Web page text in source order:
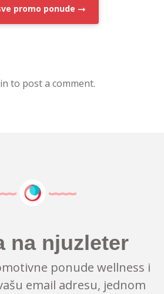
promo ponude
to post a comment.
na njuzleter
ponude wellness i
email adresu, jednom